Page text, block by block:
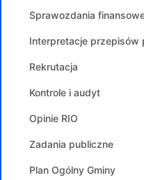
Sprawozdania
Interpretacje przepisów
Rekrutacja
Kontrole i audyt
Opinie RIO
Zadania publiczne
Plan Ogólny Gminy